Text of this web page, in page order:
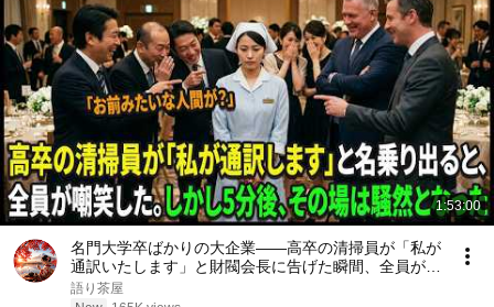
1:53:00
名門大学卒ばかりの大企業――高卒の清掃員が「私が
通訳いたします」と財閥会長に告げた瞬間、全員が嘲
笑した。しかし5分後、その場は静まり返った。#動
語り茶屋